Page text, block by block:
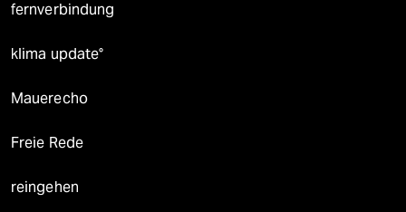
fernverbindung
klima update°
Mauerecho
Freie Rede
reingehen